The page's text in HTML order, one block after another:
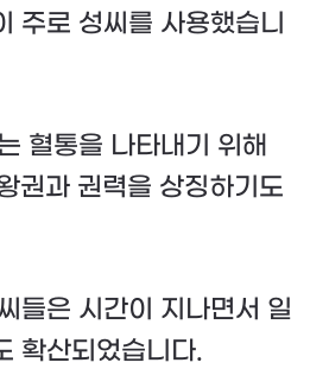
주로 성씨를 사용했습니
혈통을 나타내기 위해
권과 권력을 상징하기도
들은 시간이 지나면서 일
확산되었습니다.